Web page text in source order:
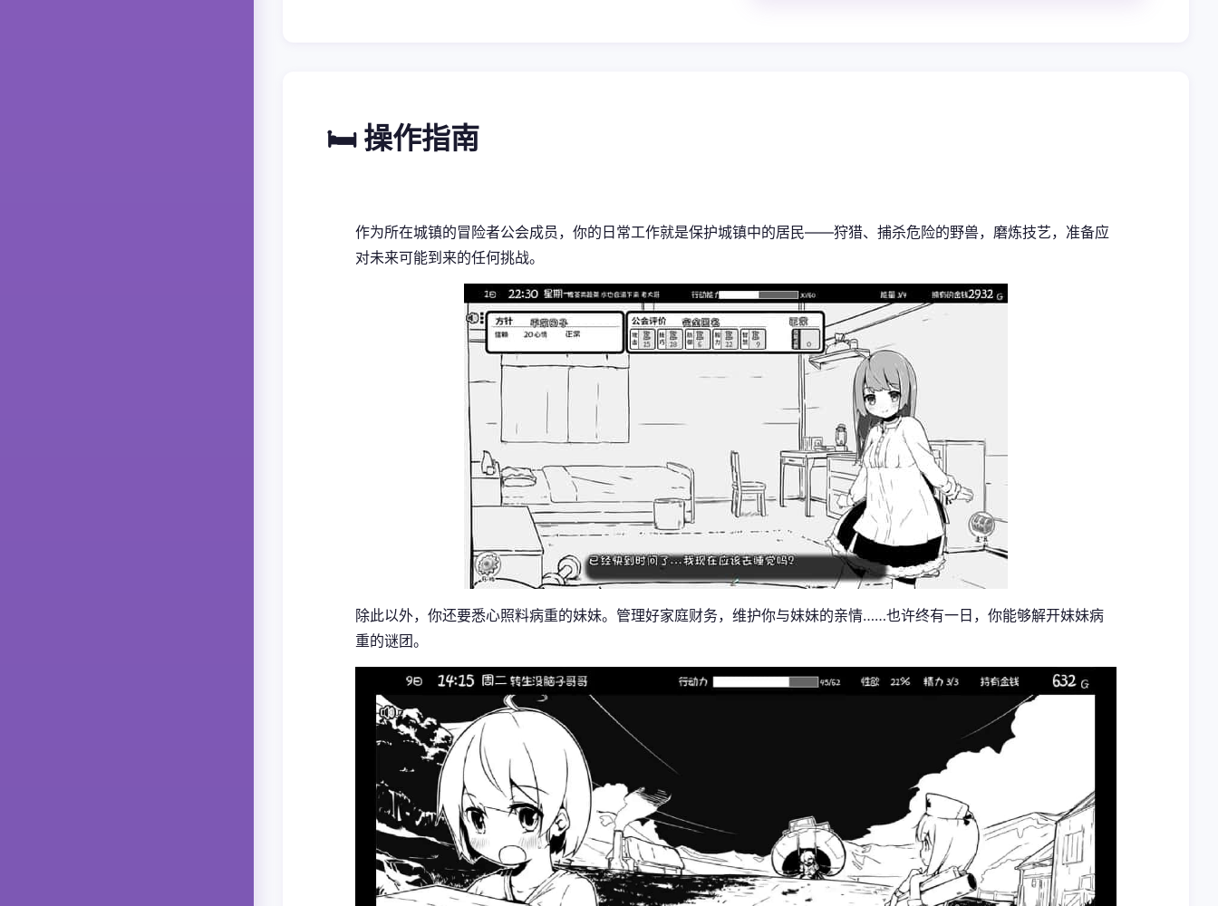
🛏️ 操作指南
作为所在城镇的冒险者公会成员，你的日常工作就是保护城镇中的居民——狩猎、捕杀危险的野兽，磨炼技艺，准备应
对未来可能到来的任何挑战。
除此以外，你还要悉心照料病重的妹妹。管理好家庭财务，维护你与妹妹的亲情……也许终有一日，你能够解开妹妹病
重的谜团。